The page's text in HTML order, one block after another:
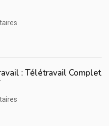
: Télétravail Complet